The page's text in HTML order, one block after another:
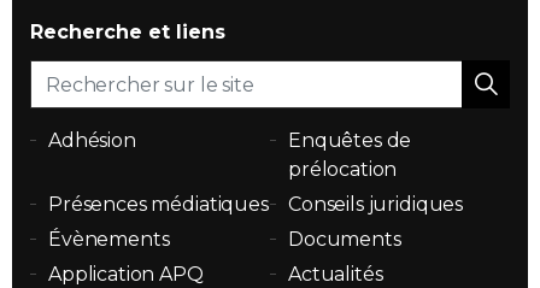
Recherche et liens
Adhésion
Enquêtes de
prélocation
Présences médiatiques
Conseils juridiques
Évènements
Documents
Application APQ
Actualités